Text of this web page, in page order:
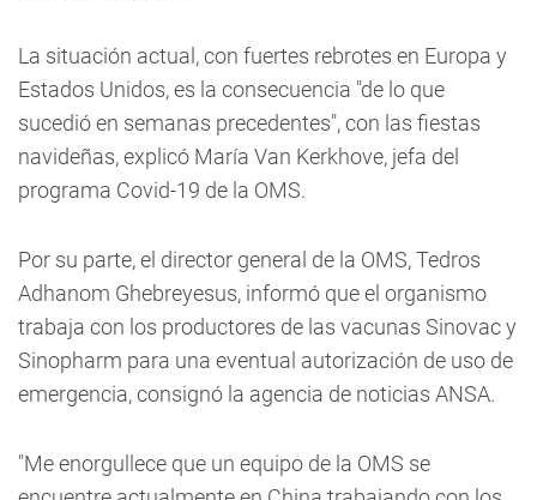
La situación actual, con fuertes rebrotes en Europa y
Estados Unidos, es la consecuencia "de lo que
sucedió en semanas precedentes", con las fiestas
navideñas, explicó María Van Kerkhove, jefa del
programa Covid-19 de la OMS.
Por su parte, el director general de la OMS, Tedros
Adhanom Ghebreyesus, informó que el organismo
trabaja con los productores de las vacunas Sinovac y
Sinopharm para una eventual autorización de uso de
emergencia, consignó la agencia de noticias ANSA.
"Me enorgullece que un equipo de la OMS se